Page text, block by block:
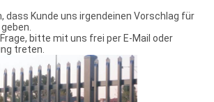
dass Kunde uns irgendeinen Vorschlag für
bitte mit uns frei per E-Mail oder
treten.